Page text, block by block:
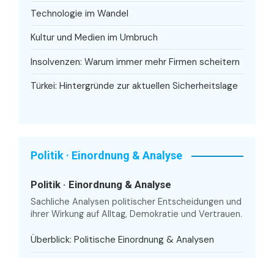
Technologie im Wandel
Kultur und Medien im Umbruch
Insolvenzen: Warum immer mehr Firmen scheitern
Türkei: Hintergründe zur aktuellen Sicherheitslage
Politik · Einordnung & Analyse
Politik · Einordnung & Analyse
Sachliche Analysen politischer Entscheidungen und
ihrer Wirkung auf Alltag, Demokratie und Vertrauen.
Überblick: Politische Einordnung & Analysen